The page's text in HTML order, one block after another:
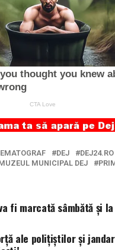
DEJ DEJ24.RO
MUNICIPAL DEJ
va fi marcată sâmbătă și
ale polițiștilor și